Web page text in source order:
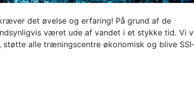
det øvelse og erfaring! På grund af de
været ude af vandet i et stykke tid. Vi
alle træningscentre økonomisk og blive